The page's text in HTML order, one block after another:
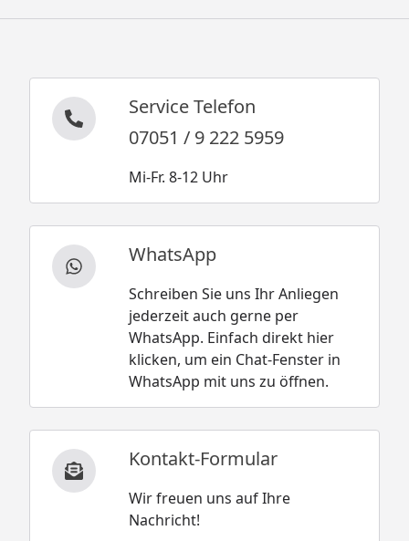
Service Telefon
07051 / 9 222 5959
Mi-Fr. 8-12 Uhr
WhatsApp
Schreiben Sie uns Ihr Anliegen
jederzeit auch gerne per
WhatsApp. Einfach direkt hier
klicken, um ein Chat-Fenster in
WhatsApp mit uns zu öffnen.
Kontakt-Formular
Wir freuen uns auf Ihre
Nachricht!